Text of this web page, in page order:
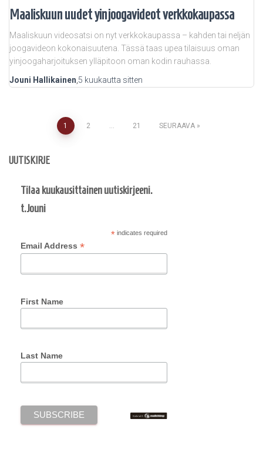
Maaliskuun uudet yinjoogavideot verkkokaupassa
Maaliskuun videosatsi on nyt verkkokaupassa – kahden tai neljän
joogavideon kokonaisuutena. Tässä taas upea tilaisuus oman
yinjoogaharjoituksen ylläpitoon oman kodin rauhassa.
Jouni Hallikainen,5 kuukautta sitten
Artikkelien
sivutus
1 2 … 21 SEURAAVA
UUTISKIRJE
Tilaa kuukausittainen uutiskirjeeni.
t.Jouni
*indicates required
Email Address *
First Name
Last Name